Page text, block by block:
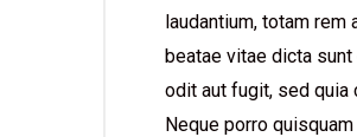
laudantium, totam
beatae vitae dicta
odit aut fugit, sed quia
Neque porro